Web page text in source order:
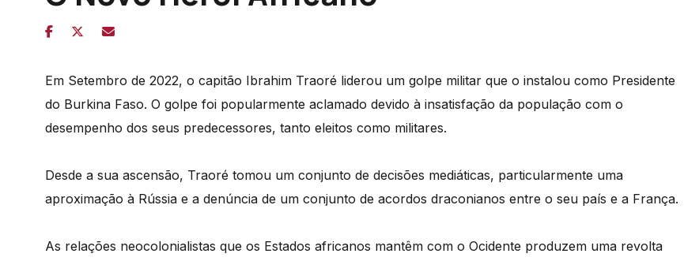
Em Setembro de 2022, o capitão Ibrahim Traoré liderou um golpe militar que o instalou como Presidente
do Burkina Faso. O golpe foi popularmente aclamado devido à insatisfação da população com o
desempenho dos seus predecessores, tanto eleitos como militares.
Desde a sua ascensão, Traoré tomou um conjunto de decisões mediáticas, particularmente uma
aproximação à Rússia e a denúncia de um conjunto de acordos draconianos entre o seu país e a França.
As relações neocolonialistas que os Estados africanos mantêm com o Ocidente produzem uma revolta